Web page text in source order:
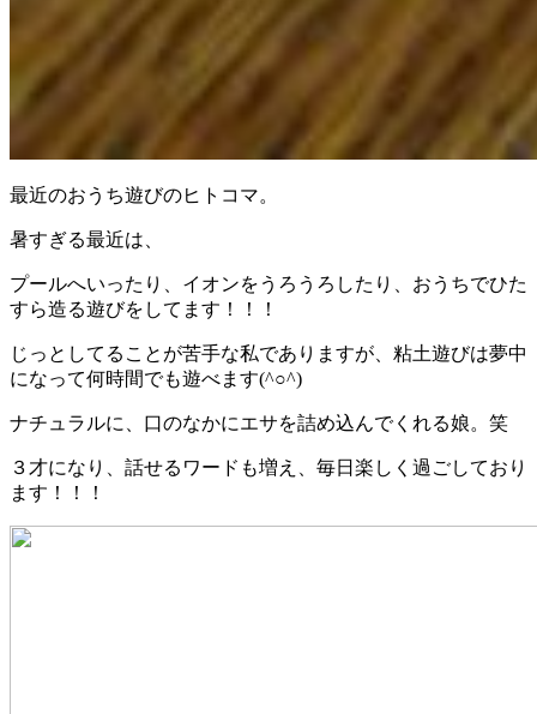
最近のおうち遊びのヒトコマ。
暑すぎる最近は、
プールへいったり、イオンをうろうろしたり、おうちでひた
すら造る遊びをしてます！！！
じっとしてることが苦手な私でありますが、粘土遊びは夢中
になって何時間でも遊べます(^○^)
ナチュラルに、口のなかにエサを詰め込んでくれる娘。笑
３才になり、話せるワードも増え、毎日楽しく過ごしており
ます！！！